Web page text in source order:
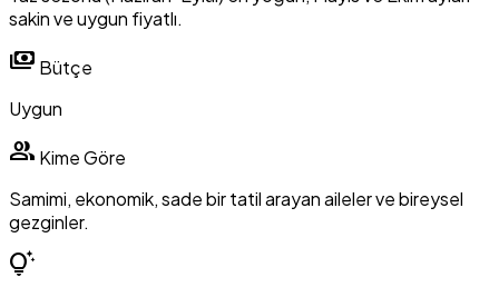
sakin ve uygun fiyatlı.
payments Bütçe
Uygun
group Kime Göre
Samimi, ekonomik, sade bir tatil arayan aileler ve bireysel
gezginler.
tips_and_updates